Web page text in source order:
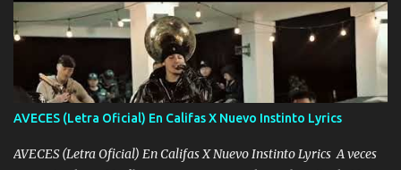
mirabas bonito si yo no fui el final feliz el final fue triste pa mí Y
duele no tenerte aquí sabiendo que moría por ti yo y la luna
cantamos y por ti nos embriagamos Quién sabe qué será de mí si
contigo fui muy feliz a lo mejor no lloró pero muy en el fondo te
AVECES (Letra Oficial) En Califas X Nuevo Instinto Lyrics
AVECES (Letra Oficial) En Califas X Nuevo Instinto Lyrics A veces